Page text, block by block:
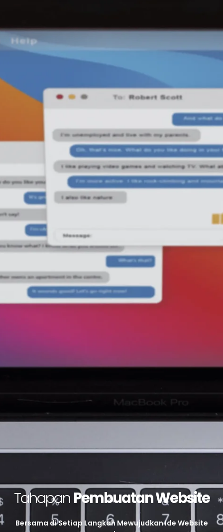
Tahapan Pembuatan Website
Bersama di Setiap Langkah Mewujudkan Ide Website